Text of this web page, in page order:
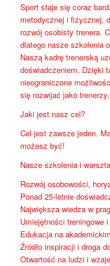
Sport staje się coraz
metodycznej i fizycznej,
rozwój osobisty trenera.
dlatego nasze szkolenia
Naszą kadrę trenerską
doświadczeniem. Dzięki
nieograniczone
się rozwijać jako
Jaki jest nasz cel?
Cel jest zawsze jeden.
możesz być!
Nasze szkolenia i
Rozwój osobowości,
Ponad 25-letnie
Największa wiedza w
Umiejętności treningowe
Edukacja na
Źródło inspiracji i droga
Otwartość na ludzi i